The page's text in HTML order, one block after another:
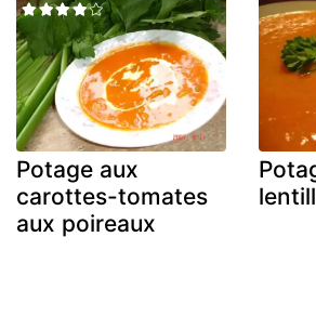
Potage aux
carottes-tomates
aux poireaux